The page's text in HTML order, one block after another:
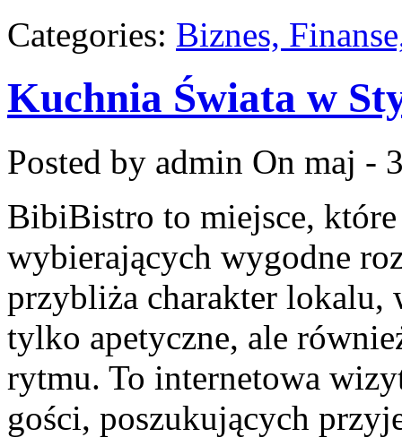
Categories: Biznes,
Kuchnia Świata w
Posted by admin On maj -
BibiBistro to miejsce,
wybierających wygodne
przybliża charakter lokalu,
tylko apetyczne, ale
rytmu. To internetowa
gości, poszukujących